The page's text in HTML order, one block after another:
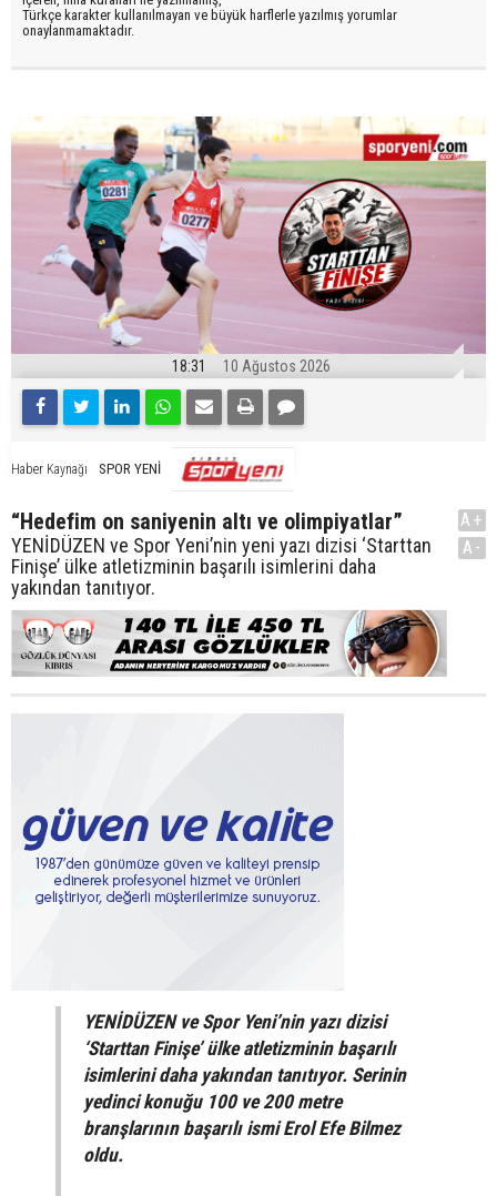
Türkçe karakter kullanılmayan ve büyük harflerle yazılmış yorumlar
onaylanmamaktadır.
18:31 10 Ağustos 2026
Haber Kaynağı SPOR YENİ
“Hedefim on saniyenin altı ve olimpiyatlar”
YENİDÜZEN ve Spor Yeni’nin yeni yazı dizisi ‘Starttan
Finişe’ ülke atletizminin başarılı isimlerini daha
yakından tanıtıyor.
A+
A-
YENİDÜZEN ve Spor Yeni’nin yazı dizisi
‘Starttan Finişe’ ülke atletizminin başarılı
isimlerini daha yakından tanıtıyor. Serinin
yedinci konuğu 100 ve 200 metre
branşlarının başarılı ismi Erol Efe Bilmez
oldu.